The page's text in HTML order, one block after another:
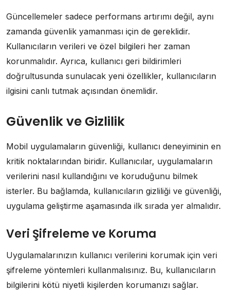
Güncellemeler sadece performans artırımı değil, aynı
zamanda güvenlik yamanması için de gereklidir.
Kullanıcıların verileri ve özel bilgileri her zaman
korunmalıdır. Ayrıca, kullanıcı geri bildirimleri
doğrultusunda sunulacak yeni özellikler, kullanıcıların
ilgisini canlı tutmak açısından önemlidir.
Güvenlik ve Gizlilik
Mobil uygulamaların güvenliği, kullanıcı deneyiminin en
kritik noktalarından biridir. Kullanıcılar, uygulamaların
verilerini nasıl kullandığını ve koruduğunu bilmek
isterler. Bu bağlamda, kullanıcıların gizliliği ve güvenliği,
uygulama geliştirme aşamasında ilk sırada yer almalıdır.
Veri Şifreleme ve Koruma
Uygulamalarınızın kullanıcı verilerini korumak için veri
şifreleme yöntemleri kullanmalısınız. Bu, kullanıcıların
bilgilerini kötü niyetli kişilerden korumanızı sağlar.